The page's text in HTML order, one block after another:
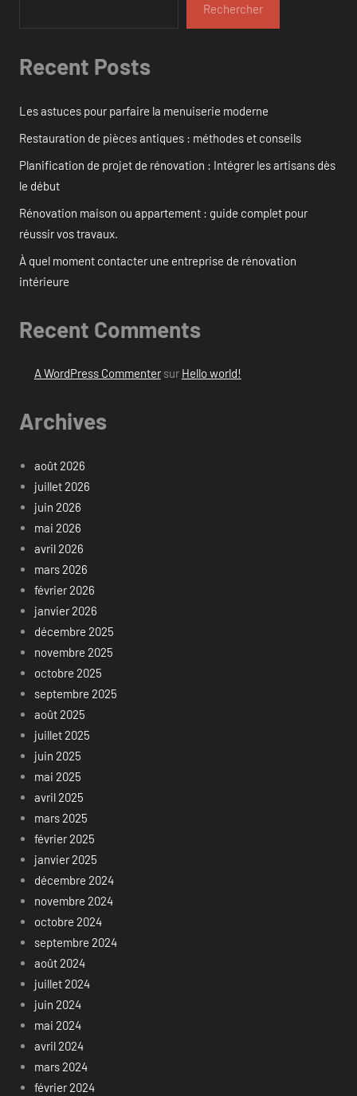
Rechercher
Recent Posts
Les astuces pour parfaire la menuiserie moderne
Restauration de pièces antiques : méthodes et conseils
Planification de projet de rénovation : Intégrer les artisans dès
le début
Rénovation maison ou appartement : guide complet pour
réussir vos travaux.
À quel moment contacter une entreprise de rénovation
intérieure
Recent Comments
A WordPress Commentersur Hello world!
Archives
août 2026
juillet 2026
juin 2026
mai 2026
avril 2026
mars 2026
février 2026
janvier 2026
décembre 2025
novembre 2025
octobre 2025
septembre 2025
août 2025
juillet 2025
juin 2025
mai 2025
avril 2025
mars 2025
février 2025
janvier 2025
décembre 2024
novembre 2024
octobre 2024
septembre 2024
août 2024
juillet 2024
juin 2024
mai 2024
avril 2024
mars 2024
février 2024